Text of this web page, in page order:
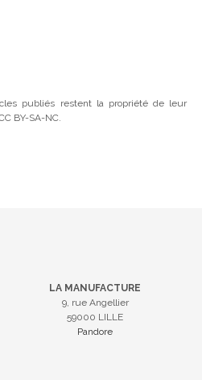
publiés restent la propriété de leur
BY-SA-NC.
LA MANUFACTURE
9, rue Angellier
59000 LILLE
Pandore